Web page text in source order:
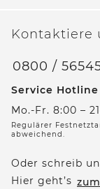
Kontaktiere
0800 /
Service Hotline
Mo.-Fr. 8:00 –
Regulärer
abweichend.
Oder schreib
Hier geht’s